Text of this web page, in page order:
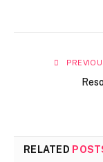
RELATED